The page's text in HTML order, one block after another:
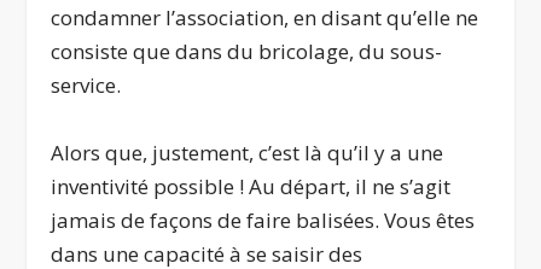
condamner l’association, en disant qu’elle ne
consiste que dans du bricolage, du sous-
service.
Alors que, justement, c’est là qu’il y a une
inventivité possible ! Au départ, il ne s’agit
jamais de façons de faire balisées. Vous êtes
dans une capacité à se saisir des